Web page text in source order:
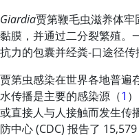
Giardia贾第鞭毛虫滋养体
黏膜，并通过二分裂繁殖。
抗力的包囊并经粪-口途径传
贾第虫感染在世界各地普遍
水传播是主要的感染源（1
或直接人与人接触而发生传
防中心 (CDC) 报告了